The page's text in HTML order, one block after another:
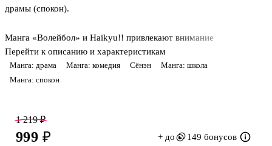
Манга: драма Манга: комедия Сёнэн
Манга: школа
Манга: спокон
драмы (спокон).
Манга «Волейбол» и Haikyu!! привлекают внимание
захватывающей историей: маленький рост не помеха большим
мечтам! Невысокий юноша Сёё Хината одержим волейболом, но
терпит сокрушительное поражение от гениального связующего
вместе пробиться на национальный турнир.
Перейти к описанию и характеристикам
1 219 ₽
999 ₽ + до 149 бонусов